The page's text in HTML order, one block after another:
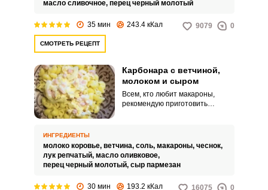
Блюдо получается
необыкновенно аппетитным,
масло сливочное, перец черный молотый
35 мин 243.4 кКал 9079 0
СМОТРЕТЬ РЕЦЕПТ
Карбонара с ветчиной,
молоком и сыром
Всем, кто любит макароны,
рекомендую приготовить
аппетитным, но и
сбалансированным по вкусу с
идеальным соотношением
ингредиентов.
ИНГРЕДИЕНТЫ
молоко коровье, ветчина, соль, макароны, чеснок,
лук репчатый, масло оливковое,
перец черный молотый, сыр пармезан
30 мин 193.2 кКал 16075 0